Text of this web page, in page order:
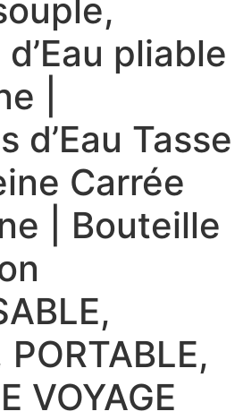
pliable
|
d’Eau Tasse
Carrée
| Bouteille
PORTABLE,
VOYAGE